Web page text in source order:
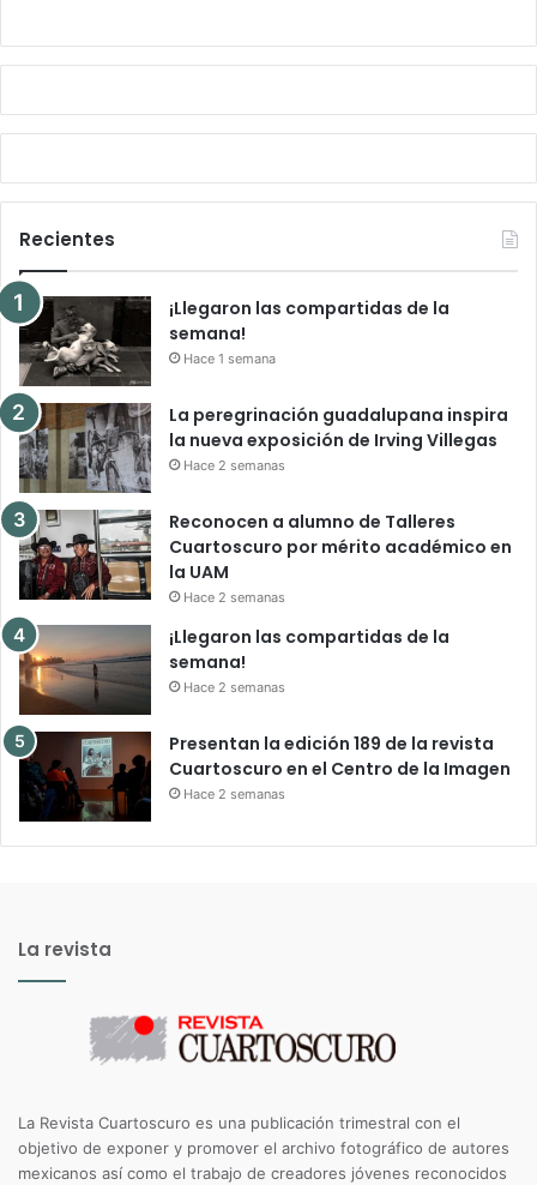
Recientes
¡Llegaron las compartidas de la
semana!
Hace 1 semana
La peregrinación guadalupana inspira
la nueva exposición de Irving Villegas
Hace 2 semanas
Reconocen a alumno de Talleres
Cuartoscuro por mérito académico en
la UAM
Hace 2 semanas
¡Llegaron las compartidas de la
semana!
Hace 2 semanas
Presentan la edición 189 de la revista
Cuartoscuro en el Centro de la Imagen
Hace 2 semanas
La revista
La Revista Cuartoscuro es una publicación trimestral con el
objetivo de exponer y promover el archivo fotográfico de autores
mexicanos así como el trabajo de creadores jóvenes reconocidos